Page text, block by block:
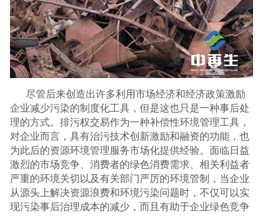
尽管后来创造出许多利用市场经济和经济政策激励
企业减少污染的制度化工具，但是这也只是一种事后处
理的方式。排污权交易作为一种补偿性环境管理工具，
对企业而言，具有治污技术创新激励和融资的功能，也
为此后的资源环境管理服务市场化提供经验。面临日益
激烈的市场竞争、消费者的绿色消费需求、相关利益者
严重的环境关切以及有关部门严厉的环境管制，当企业
从源头上解决资源浪费和环境污染问题时，不仅可以实
现污染事后治理成本的减少，而且有助于企业绿色竞争